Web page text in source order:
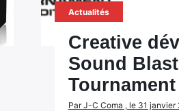
Actualités
Creative
Sound
Par J-C Coma , le 31 janvier